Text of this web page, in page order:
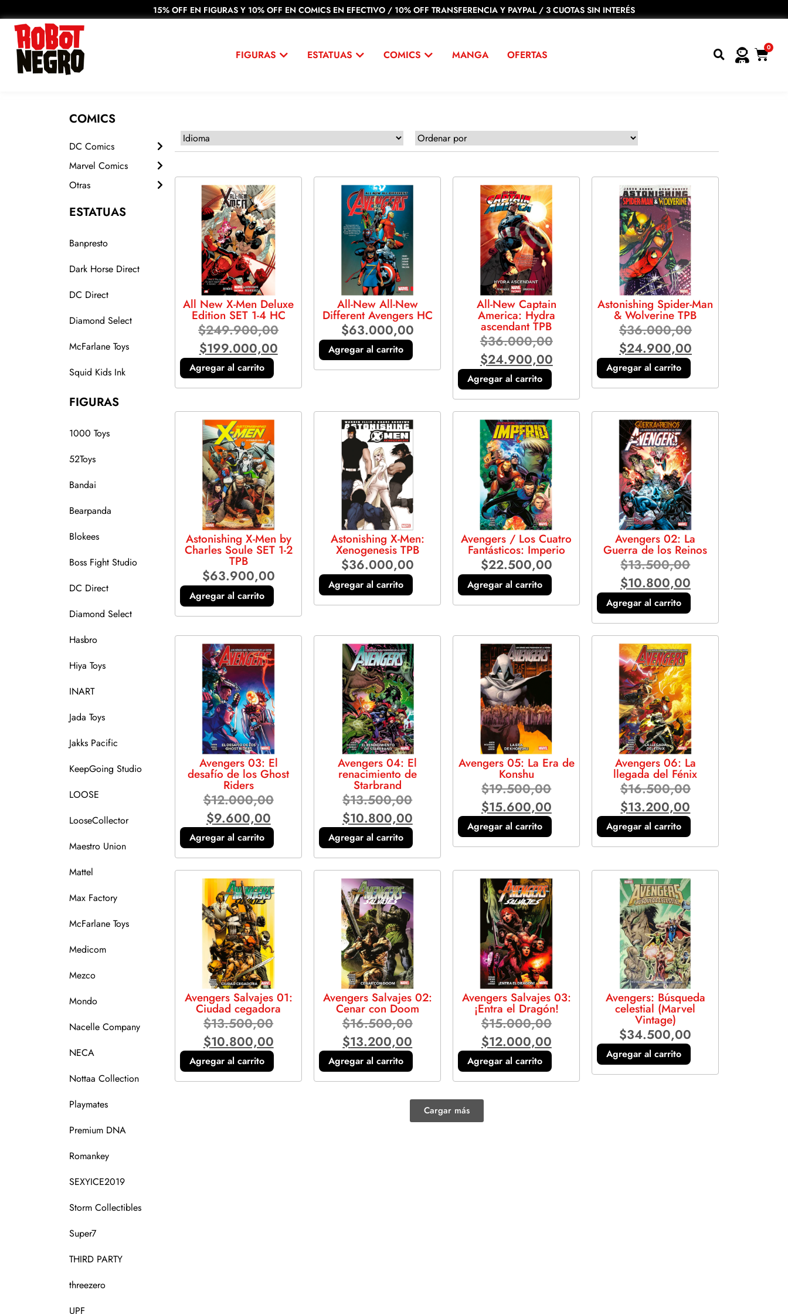
15% OFF EN FIGURAS Y 10% OFF EN COMICS EN EFECTIVO / 10% OFF TRANSFERENCIA Y PAYPAL / 3 CUOTAS SIN INTERÉS
FIGURAS ESTATUAS COMICS MANGA OFERTAS
0
COMICS
DC Comics
Marvel Comics
Otras
ESTATUAS
Banpresto
Dark Horse Direct
DC Direct
Diamond Select
McFarlane Toys
Squid Kids Ink
FIGURAS
1000 Toys
52Toys
Bandai
Bearpanda
Blokees
Boss Fight Studio
DC Direct
Diamond Select
Hasbro
Hiya Toys
INART
Jada Toys
Jakks Pacific
KeepGoing Studio
LOOSE
LooseCollector
Maestro Union
Mattel
Max Factory
McFarlane Toys
Medicom
Mezco
Mondo
Nacelle Company
NECA
Nottaa Collection
Playmates
Premium DNA
Romankey
SEXYICE2019
Storm Collectibles
Super7
THIRD PARTY
threezero
UPF
All New X-Men Deluxe
Edition SET 1-4 HC
$249.900,00
$199.000,00
Agregar al carrito
All-New All-New
Different Avengers HC
$63.000,00
Agregar al carrito
All-New Captain
America: Hydra
ascendant TPB
$36.000,00
$24.900,00
Agregar al carrito
Astonishing Spider-Man
& Wolverine TPB
$36.000,00
$24.900,00
Agregar al carrito
Astonishing X-Men by
Charles Soule SET 1-2
TPB
$63.900,00
Agregar al carrito
Astonishing X-Men:
Xenogenesis TPB
$36.000,00
Agregar al carrito
Avengers / Los Cuatro
Fantásticos: Imperio
$22.500,00
Agregar al carrito
Avengers 02: La
Guerra de los Reinos
$13.500,00
$10.800,00
Agregar al carrito
Avengers 03: El
desafío de los Ghost
Riders
$12.000,00
$9.600,00
Agregar al carrito
Avengers 04: El
renacimiento de
Starbrand
$13.500,00
$10.800,00
Agregar al carrito
Avengers 05: La Era de
Konshu
$19.500,00
$15.600,00
Agregar al carrito
Avengers 06: La
llegada del Fénix
$16.500,00
$13.200,00
Agregar al carrito
Avengers Salvajes 01:
Ciudad cegadora
$13.500,00
$10.800,00
Agregar al carrito
Avengers Salvajes 02:
Cenar con Doom
$16.500,00
$13.200,00
Agregar al carrito
Avengers Salvajes 03:
¡Entra el Dragón!
$15.000,00
$12.000,00
Agregar al carrito
Avengers: Búsqueda
celestial (Marvel
Vintage)
$34.500,00
Agregar al carrito
Cargar más